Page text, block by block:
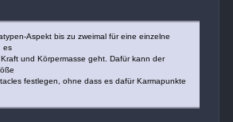
Aspekt bis zu zweimal für eine einzelne
es
und Körpermasse geht. Dafür kann der
festlegen, ohne dass es dafür Karmapunkte